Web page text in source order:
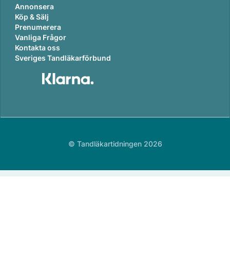
Annonsera
Köp & Sälj
Prenumerera
Vanliga Frågor
Kontakta oss
Sveriges Tandläkarförbund
© Tandläkartidningen 2026